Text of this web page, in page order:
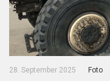
28. September 2025 Foto